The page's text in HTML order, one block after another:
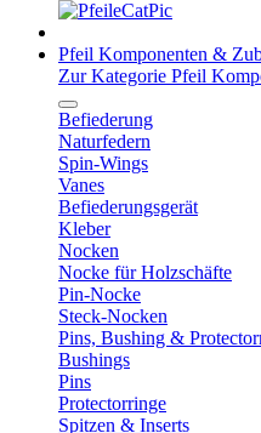
Pfeil Komponenten &
Zur Kategorie Pfeil
Befiederung
Naturfedern
Spin-Wings
Vanes
Befiederungsgerät
Kleber
Nocken
Nocke für Holzschäfte
Pin-Nocke
Steck-Nocken
Pins, Bushing &
Bushings
Pins
Protectorringe
Spitzen & Inserts